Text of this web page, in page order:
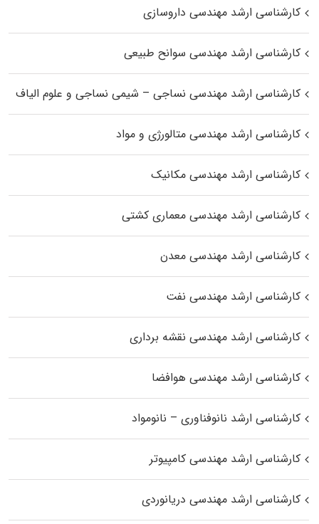
کارشناسی ارشد مهندسی داروسازی
کارشناسی ارشد مهندسی سوانح طبیعی
کارشناسی ارشد مهندسی نساجی – شیمی نساجی و علوم الیاف
کارشناسی ارشد مهندسی متالورژی و مواد
کارشناسی ارشد مهندسی مکانیک
کارشناسی ارشد مهندسی معماری کشتی
کارشناسی ارشد مهندسی معدن
کارشناسی ارشد مهندسی نفت
کارشناسی ارشد مهندسی نقشه برداری
کارشناسی ارشد مهندسی هوافضا
کارشناسی ارشد نانوفناوری – نانومواد
کارشناسی ارشد مهندسی کامپیوتر
کارشناسی ارشد مهندسی دریانوردی